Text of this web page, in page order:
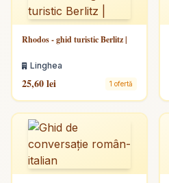
Rhodos - ghid turistic Berlitz |
Linghea
25,60 lei 1 ofertă